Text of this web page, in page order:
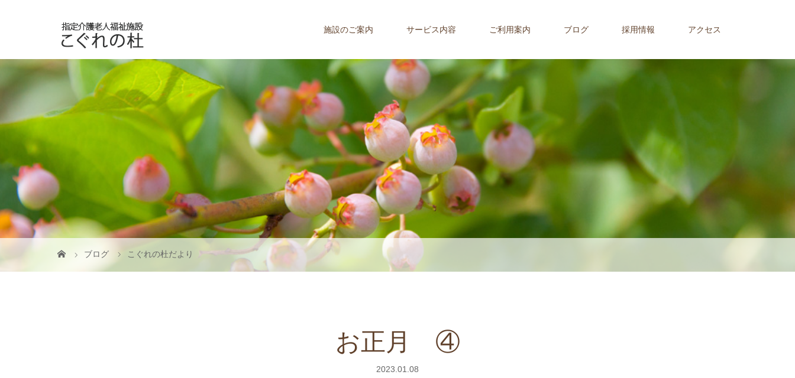
施設のご案内 サービス内容 ご利用案内 ブログ 採用情報 アクセス
ブログ こぐれの杜だより
お正月 ④
2023.01.08